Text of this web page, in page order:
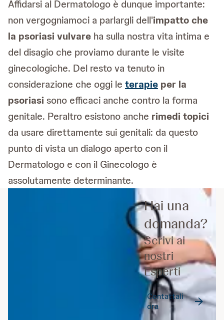
Affidarsi al Dermatologo è dunque importante:
non vergogniamoci a parlargli dell'impatto che
la psoriasi vulvare ha sulla nostra vita intima e
del disagio che proviamo durante le visite
ginecologiche. Del resto va tenuto in
considerazione che oggi le terapie per la
psoriasi sono efficaci anche contro la forma
genitale. Peraltro esistono anche rimedi topici
da usare direttamente sui genitali: da questo
punto di vista un dialogo aperto con il
Dermatologo e con il Ginecologo è
assolutamente determinante.
Hai una
domanda?
Scrivi ai
nostri
Esperti
Contattali
ora